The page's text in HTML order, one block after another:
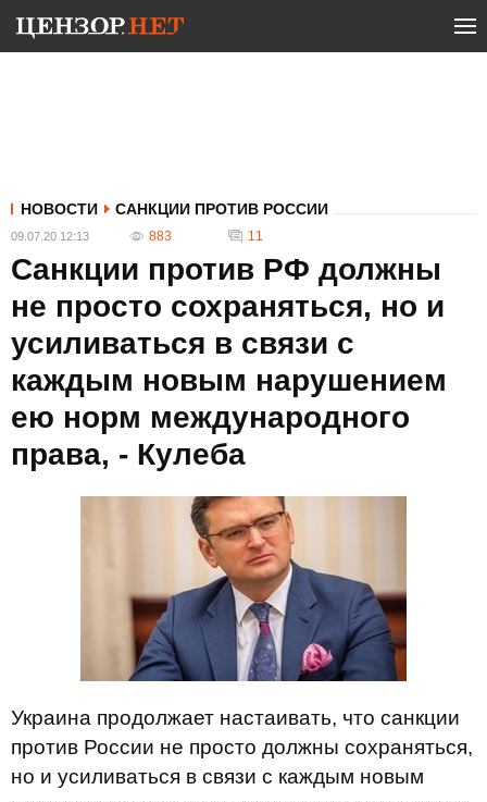
НОВОСТИ САНКЦИИ ПРОТИВ РОССИИ
09.07.20 12:13 883 11
Санкции против РФ должны
не просто сохраняться, но и
усиливаться в связи с
каждым новым нарушением
ею норм международного
права, - Кулеба
Украина продолжает настаивать, что санкции
против России не просто должны сохраняться,
но и усиливаться в связи с каждым новым